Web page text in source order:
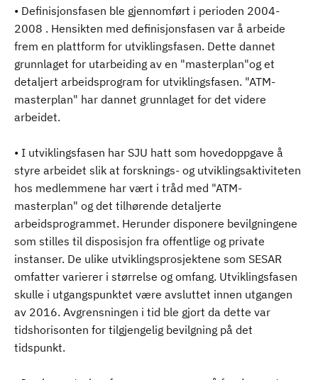
• Definisjonsfasen ble gjennomført i perioden 2004-
2008 . Hensikten med definisjonsfasen var å arbeide
frem en plattform for utviklingsfasen. Dette dannet
grunnlaget for utarbeiding av en "masterplan"og et
detaljert arbeidsprogram for utviklingsfasen. "ATM-
masterplan" har dannet grunnlaget for det videre
arbeidet.
• I utviklingsfasen har SJU hatt som hovedoppgave å
styre arbeidet slik at forsknings- og utviklingsaktiviteten
hos medlemmene har vært i tråd med "ATM-
masterplan" og det tilhørende detaljerte
arbeidsprogrammet. Herunder disponere bevilgningene
som stilles til disposisjon fra offentlige og private
instanser. De ulike utviklingsprosjektene som SESAR
omfatter varierer i størrelse og omfang. Utviklingsfasen
skulle i utgangspunktet være avsluttet innen utgangen
av 2016. Avgrensningen i tid ble gjort da dette var
tidshorisonten for tilgjengelig bevilgning på det
tidspunkt.